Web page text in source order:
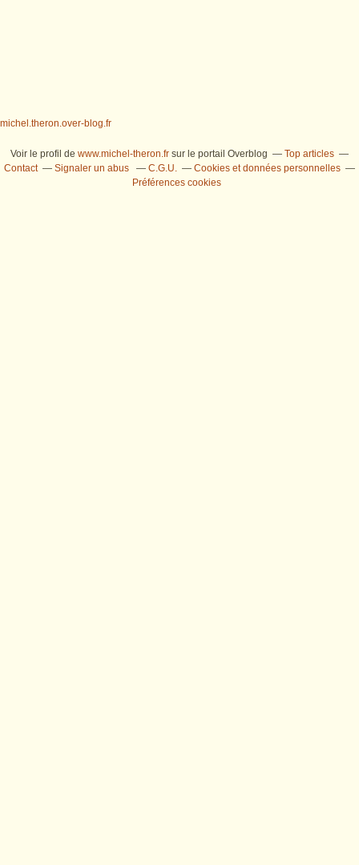
michel.theron.over-blog.fr
Voir le profil de www.michel-theron.fr sur le portail Overblog
Top articles
Contact
Signaler un abus C.G.U.
Cookies et données personnelles
Préférences cookies